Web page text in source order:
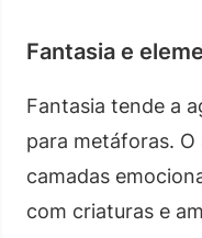
Fantasia e
Fantasia tende a
para metáforas.
camadas
com criaturas e